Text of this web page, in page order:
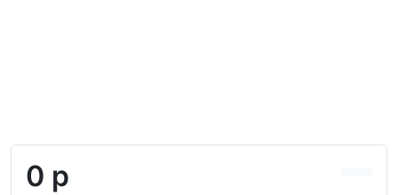
0 р